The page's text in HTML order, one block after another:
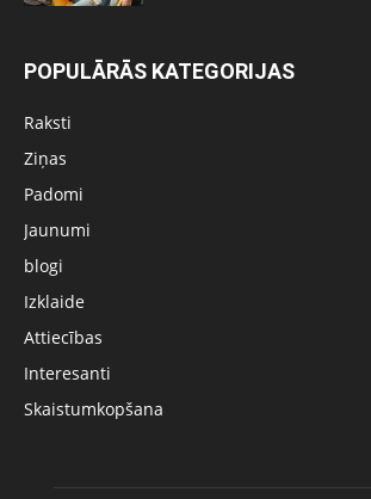
POPULĀRĀS KATEGORIJAS
Raksti
Ziņas
Padomi
Jaunumi
blogi
Izklaide
Attiecības
Interesanti
Skaistumkopšana